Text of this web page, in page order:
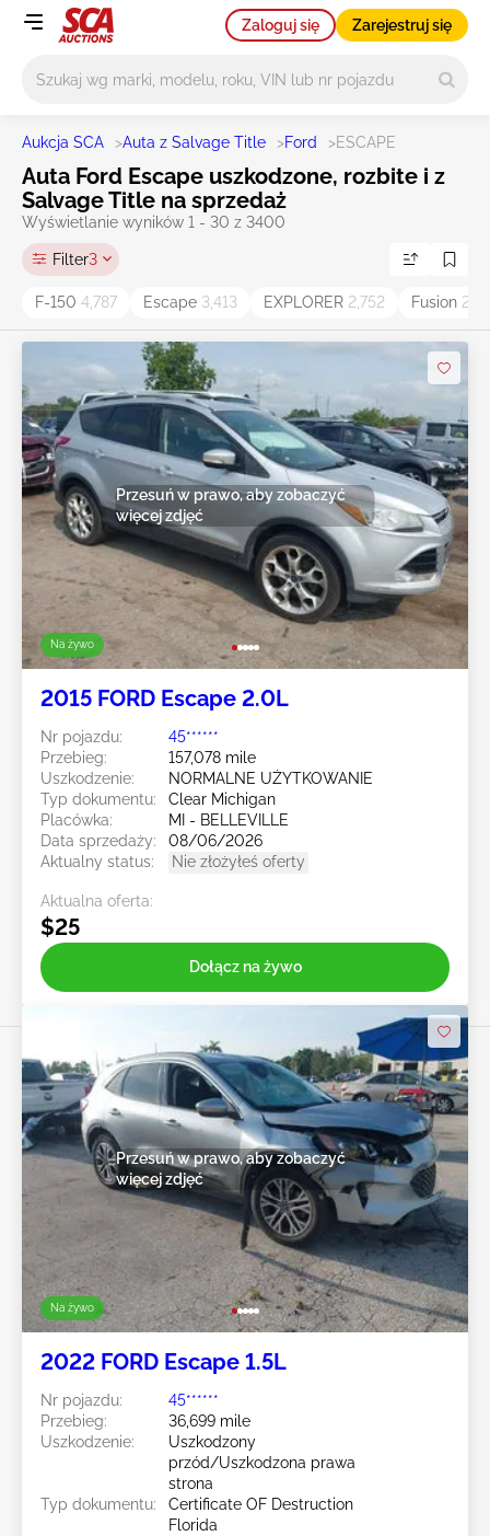
Zaloguj się Zarejestruj się
Aukcja SCA >Auta z Salvage Title >Ford >ESCAPE
Auta Ford Escape uszkodzone, rozbite i z
Salvage Title na sprzedaż
Wyświetlanie wyników 1 - 30 z 3400
Filter3
F-150 4,787 Escape 3,413 EXPLORER 2,752 Fusion
Na żywo
Przesuń w prawo, aby zobaczyć
więcej zdjęć
2015 FORD Escape 2.0L
Nr pojazdu:
45******
Przebieg:
157,078 mile
Uszkodzenie:
NORMALNE UŻYTKOWANIE
Typ dokumentu:
Clear Michigan
Placówka:
MI - BELLEVILLE
Data sprzedaży:
08/06/2026
Aktualny status:
Nie złożyłeś oferty
Aktualna oferta:
$25
Dołącz na żywo
Na żywo
Przesuń w prawo, aby zobaczyć
więcej zdjęć
2022 FORD Escape 1.5L
Nr pojazdu:
45******
Przebieg:
36,699 mile
Uszkodzenie:
Uszkodzony
przód/Uszkodzona prawa
strona
Typ dokumentu:
Certificate OF Destruction
Florida